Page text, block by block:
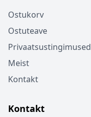
Ostukorv
Ostuteave
Privaatsustingimused
Meist
Kontakt
Kontakt